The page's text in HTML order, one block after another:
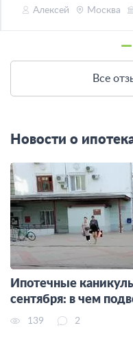
Алексей Москва
Все
Новости о
Ипотечные
сентября: в чем
139 2